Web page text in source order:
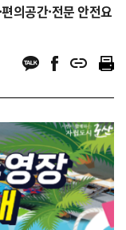
의공간·전문 안전요